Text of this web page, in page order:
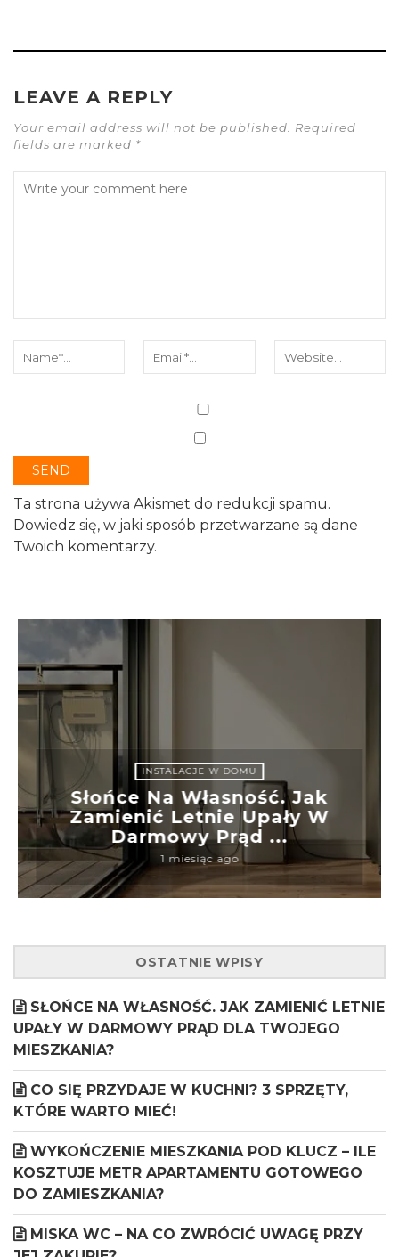
LEAVE A REPLY
Your email address will not be published. Required
fields are marked *
Ta strona używa Akismet do redukcji spamu.
Dowiedz się, w jaki sposób przetwarzane są dane
Twoich komentarzy.
INSTALACJE W DOMU
Słońce Na Własność. Jak
Zamienić Letnie Upały W
Darmowy Prąd ...
1 miesiąc ago
OSTATNIE WPISY
SŁOŃCE NA WŁASNOŚĆ. JAK ZAMIENIĆ LETNIE
UPAŁY W DARMOWY PRĄD DLA TWOJEGO
MIESZKANIA?
CO SIĘ PRZYDAJE W KUCHNI? 3 SPRZĘTY,
KTÓRE WARTO MIEĆ!
WYKOŃCZENIE MIESZKANIA POD KLUCZ – ILE
KOSZTUJE METR APARTAMENTU GOTOWEGO
DO ZAMIESZKANIA?
MISKA WC – NA CO ZWRÓCIĆ UWAGĘ PRZY